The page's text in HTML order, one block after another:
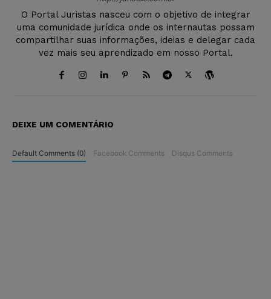
O Portal Juristas nasceu com o objetivo de integrar
uma comunidade jurídica onde os internautas possam
compartilhar suas informações, ideias e delegar cada
vez mais seu aprendizado em nosso Portal.
DEIXE UM COMENTÁRIO
Default Comments (0) Facebook Comments Disqus Comments